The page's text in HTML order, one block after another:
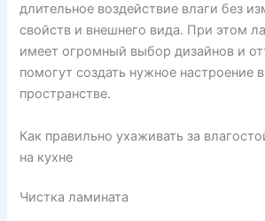
длительное воздействие влаги без
свойств и внешнего вида. При этом
имеет огромный выбор дизайнов и
помогут создать нужное настроение
пространстве.
Как правильно ухаживать за
на кухне
Чистка ламината